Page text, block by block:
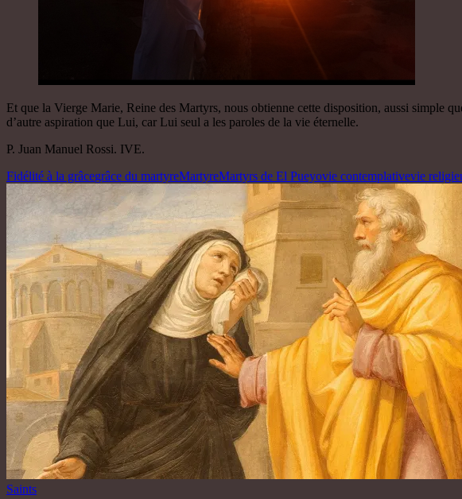
Et que la Vierge Marie, Reine des Martyrs, nous obtienne cette disposition, aussi simple
d’autre aspiration que Lui, car Lui seul a les paroles de la vie éternelle.
P. Juan Manuel Rossi. IVE.
Fidélité à la grâcegrâce du martyreMartyreMartyrs de El Pueyovie contemplativevie
Saints